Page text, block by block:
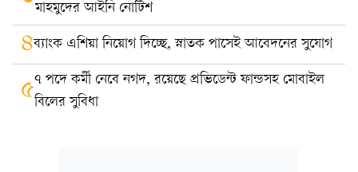
মাহমুদের আইনি নোটিশ
৪ব্যাংক এশিয়া নিয়োগ দিচ্ছে, স্নাতক পাসেই আবেদনের সুযোগ
৫৭ পদে কর্মী নেবে নগদ, রয়েছে প্রভিডেন্ট ফান্ডসহ মোবাইল
বিলের সুবিধা